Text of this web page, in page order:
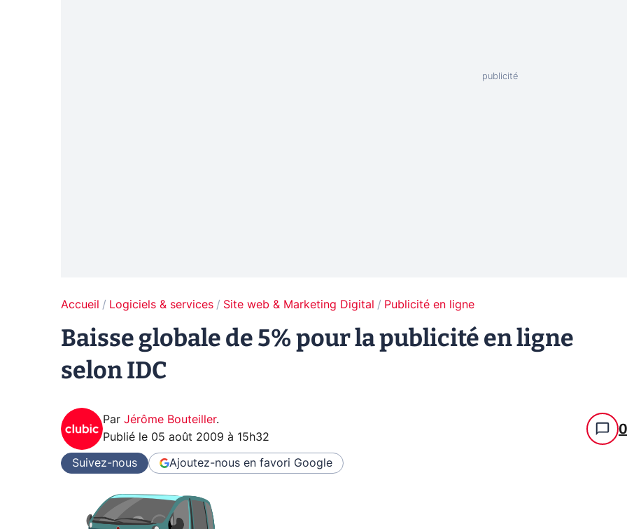
Accueil Logiciels & services Site web & Marketing Digital Publicité en ligne
Baisse globale de 5% pour la publicité en ligne
selon IDC
Par Jérôme Bouteiller.
Publié le 05 août 2009 à 15h32 0
Suivez-nous Ajoutez-nous en favori Google